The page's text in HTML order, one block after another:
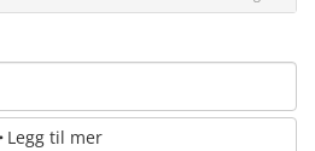
Legg til mer